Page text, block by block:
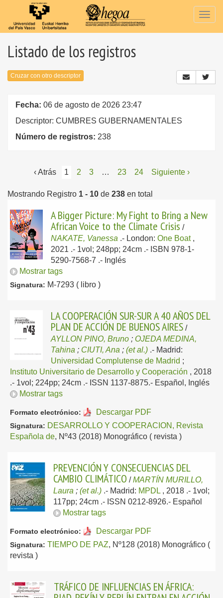
Listado de los registros
Cruzar con otro descriptor
Fecha: 06 de agosto de 2026 23:47
Descriptor: CUMBRES GUBERNAMENTALES
Número de registros: 238
‹ Atrás 1 2 3 … 23 24 Siguiente ›
Mostrando Registro 1 - 10 de 238 en total
A Bigger Picture: My Fight to Bring a New
African Voice to the Climate Crisis /
NAKATE, Vanessa .- London: One Boat,
2021 .- 1vol; 248pp; 24cm .- ISBN 978-1-
5290-7568-7 .- Inglés
Mostrar tags
Signatura: M-7293 ( libro )
LA COOPERACIÓN SUR-SUR A 40 AÑOS DEL
PLAN DE ACCIÓN DE BUENOS AIRES /
AYLLON PINO, Bruno ; OJEDA MEDINA,
Tahina ; CIUTI, Ana ; (et al.) .- Madrid:
Universidad Complutense de Madrid ;
Instituto Universitario de Desarrollo y Cooperación , 2018
.- 1vol; 224pp; 24cm .- ISSN 1137-8875.- Español, Inglés
Mostrar tags
Formato electrónico: Descargar PDF
Signatura: DESARROLLO Y COOPERACION, Revista
Española de, Nº43 (2018) Monográfico ( revista )
PREVENCIÓN Y CONSECUENCIAS DEL
CAMBIO CLIMÁTICO /MARTÍN MURILLO,
Laura ; (et al.) .- Madrid: MPDL , 2018 .- 1vol;
117pp; 24cm .- ISSN 0212-8926.- Español
Mostrar tags
Formato electrónico: Descargar PDF
Signatura: TIEMPO DE PAZ, Nº128 (2018) Monográfico (
revista )
TRÁFICO DE INFLUENCIAS EN ÁFRICA: